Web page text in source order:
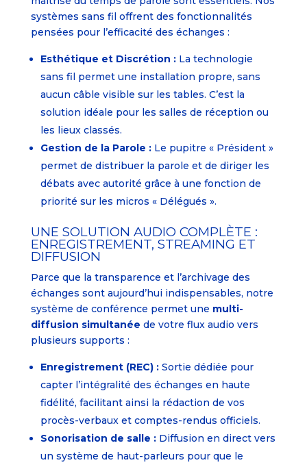
systèmes sans fil offrent des fonctionnalités
pensées pour l’efficacité des échanges :
Esthétique et Discrétion :La technologie
sans fil permet une installation propre, sans
aucun câble visible sur les tables. C’est la
solution idéale pour les salles de réception ou
les lieux classés.
Gestion de la Parole :Le pupitre « Président »
permet de distribuer la parole et de diriger les
débats avec autorité grâce à une fonction de
priorité sur les micros « Délégués ».
UNE SOLUTION AUDIO COMPLÈTE :
ENREGISTREMENT, STREAMING ET
DIFFUSION
Parce que la transparence et l’archivage des
échanges sont aujourd’hui indispensables, notre
système de conférence permet une multi-
diffusion simultanée de votre flux audio vers
plusieurs supports :
Enregistrement (REC) :Sortie dédiée pour
capter l’intégralité des échanges en haute
fidélité, facilitant ainsi la rédaction de vos
procès-verbaux et comptes-rendus officiels.
Sonorisation de salle :Diffusion en direct vers
un système de haut-parleurs pour que le